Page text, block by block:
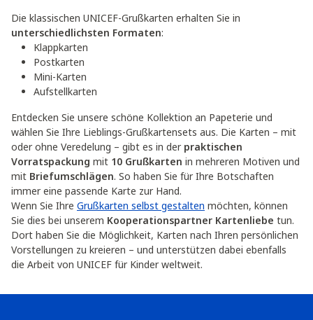
Die klassischen UNICEF-Grußkarten erhalten Sie in
unterschiedlichsten Formaten:
Klappkarten
Postkarten
Mini-Karten
Aufstellkarten
Entdecken Sie unsere schöne Kollektion an Papeterie und
wählen Sie Ihre Lieblings-Grußkartensets aus. Die Karten – mit
oder ohne Veredelung – gibt es in der praktischen
Vorratspackung mit 10 Grußkarten in mehreren Motiven und
mit Briefumschlägen. So haben Sie für Ihre Botschaften
immer eine passende Karte zur Hand.
Wenn Sie Ihre Grußkarten selbst gestalten möchten, können
Sie dies bei unserem Kooperationspartner Kartenliebe tun.
Dort haben Sie die Möglichkeit, Karten nach Ihren persönlichen
Vorstellungen zu kreieren – und unterstützen dabei ebenfalls
die Arbeit von UNICEF für Kinder weltweit.